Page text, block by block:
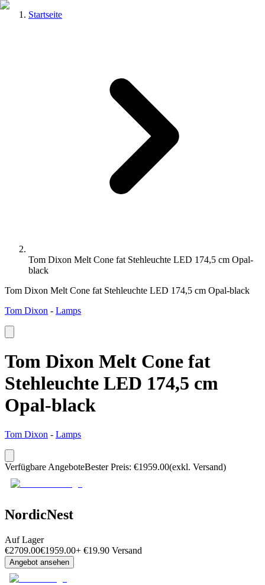
Startseite
Tom Dixon Melt Cone fat Stehleuchte LED 174,5 cm Opal-
black
Tom Dixon Melt Cone fat Stehleuchte LED 174,5 cm Opal-black
Tom Dixon - Lamps
Tom Dixon Melt Cone fat
Stehleuchte LED 174,5 cm
Opal-black
Tom Dixon - Lamps
Verfügbare AngeboteBester Preis: €1959.00(exkl. Versand)
NordicNest
Auf Lager
€2709.00€1959.00+ €19.90 Versand
Angebot ansehen